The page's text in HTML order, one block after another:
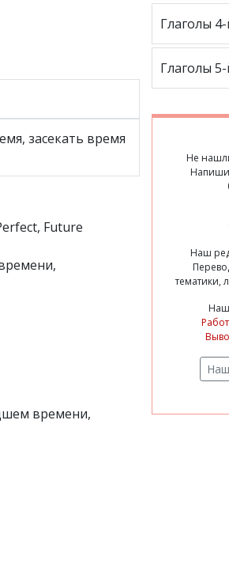
засекать время
Future
времени,
Глаголы 4-
Глаголы 5-
Не
Наш
тематики,